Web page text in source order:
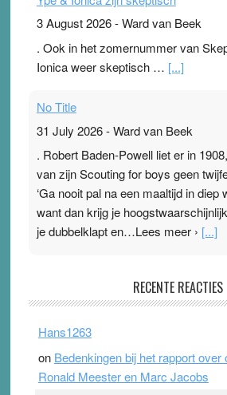
3 August 2026-Ward van Beek
. Ook in het zomernummer van
Ionica weer skeptisch … [...]
No Title
31 July 2026-Ward van Beek
. Robert Baden-Powell liet er in
van zijn Scouting for boys geen
‘Ga nooit pal na een maaltijd in
want dan krijg je
je dubbelklapt en…Lees meer › [...]
Ward van Beek
topsporters. Ze hopen ermee hun
terwijl ze meer zuurstof opnemen.
pleister geen effect. Maar het gevoel
RECENTE REACTIES
Hans1263
on Bedenkingen bij het rapport
Ronald Meester en Marc Jacobs